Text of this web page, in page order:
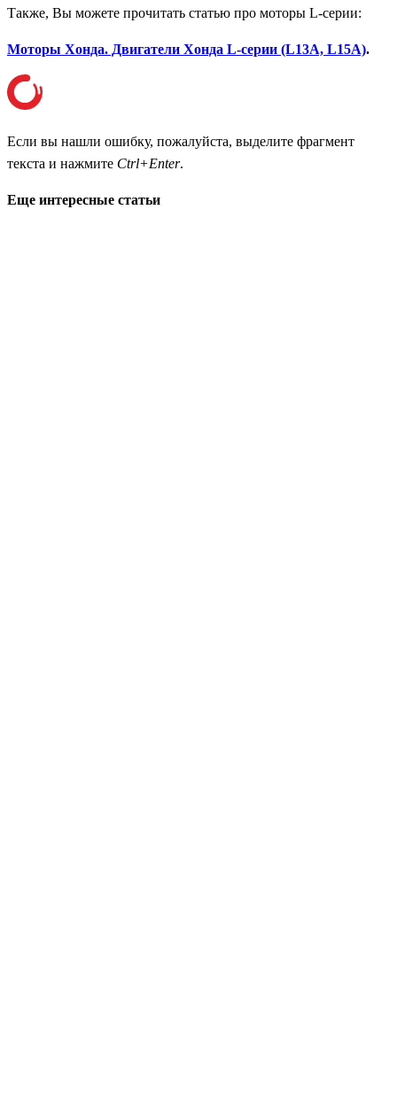
Также, Вы можете прочитать статью про моторы L-серии:
Моторы Хонда. Двигатели Хонда L-серии (L13A, L15A).
Если вы нашли ошибку, пожалуйста, выделите фрагмент
текста и нажмите Ctrl+Enter.
Еще интересные статьи